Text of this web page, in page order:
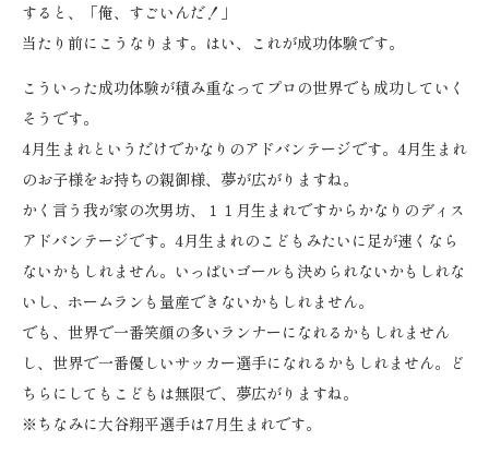
すると、「俺、すごいんだ！」
当たり前にこうなります。はい、これが成功体験です。
こういった成功体験が積み重なってプロの世界でも成功していく
そうです。
4月生まれというだけでかなりのアドバンテージです。4月生まれ
のお子様をお持ちの親御様、夢が広がりますね。
かく言う我が家の次男坊、１１月生まれですからかなりのディス
アドバンテージです。4月生まれのこどもみたいに足が速くなら
ないかもしれません。いっぱいゴールも決められないかもしれな
いし、ホームランも量産できないかもしれません。
でも、世界で一番笑顔の多いランナーになれるかもしれません
し、世界で一番優しいサッカー選手になれるかもしれません。ど
ちらにしてもこどもは無限で、夢広がりますね。
※ちなみに大谷翔平選手は7月生まれです。